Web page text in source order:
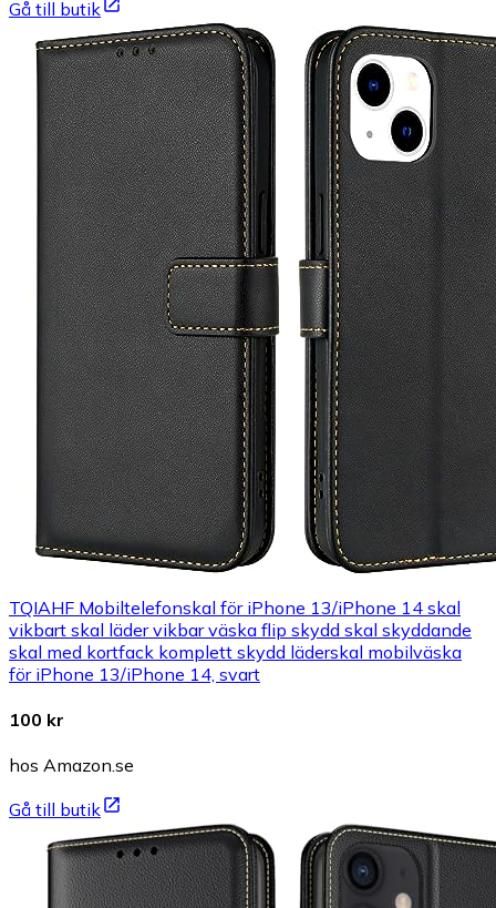
Gå till butik
TQIAHF Mobiltelefonskal för iPhone 13/iPhone 14 skal
vikbart skal läder vikbar väska flip skydd skal skyddande
skal med kortfack komplett skydd läderskal mobilväska
för iPhone 13/iPhone 14, svart
100 kr
hos Amazon.se
Gå till butik